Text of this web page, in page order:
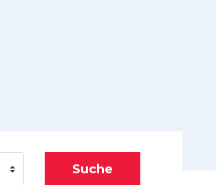
Suche